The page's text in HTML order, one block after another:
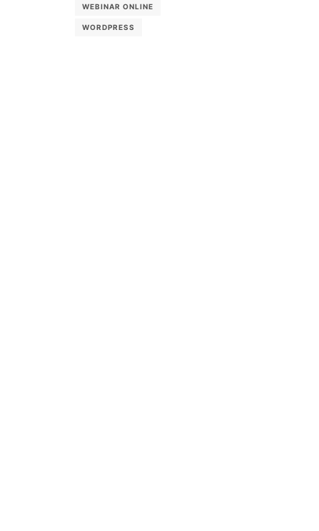
WEBINAR ONLINE
WORDPRESS